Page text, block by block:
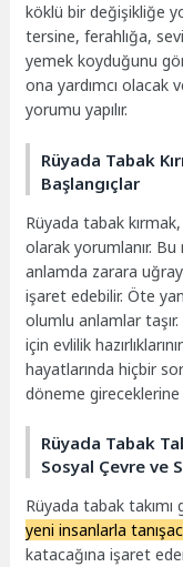
köklü bir değişikliğe
tersine, ferahlığa,
yemek koyduğunu
ona yardımcı olacak
yorumu yapılır.
Rüyada Tabak
Başlangıçlar
Rüyada tabak
olarak yorumlanır.
anlamda zarara
işaret edebilir. Öte
olumlu anlamlar
için evlilik
hayatlarında hiçbir
döneme
Rüyada Tabak
Sosyal Çevre ve
Rüyada tabak
yeni insanlarla
katacağına işaret